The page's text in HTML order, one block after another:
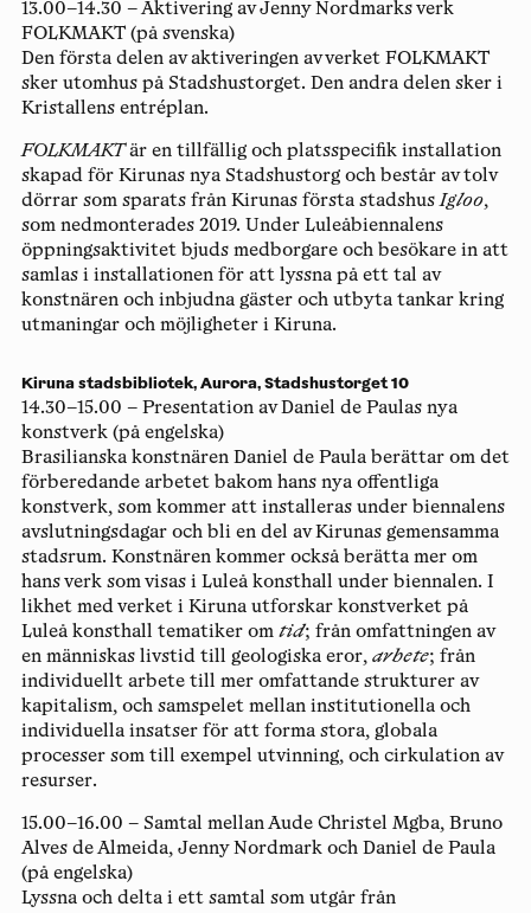
13.00–14.30 –Aktivering av Jenny Nordmarks verk
FOLKMAKT (på svenska)
Den första delen av aktiveringen av verket FOLKMAKT
sker utomhus på Stadshustorget. Den andra delen sker i
Kristallens entréplan.
FOLKMAKTär en tillfällig och platsspecifik installation
skapad för Kirunas nya Stadshustorg och består av tolv
dörrar som sparats från Kirunas första stadshusIgloo,
som nedmonterades 2019. Under Luleåbiennalens
öppningsaktivitet bjuds medborgare och besökare in att
samlas i installationen för att lyssna på ett tal av
konstnären och inbjudna gäster och utbyta tankar kring
utmaningar och möjligheter i Kiruna.
Kiruna stadsbibliotek, Aurora, Stadshustorget 10
14.30–15.00 – Presentation av Daniel de Paulas nya
konstverk(på engelska)
Brasilianska konstnären Daniel de Paula berättar om det
förberedande arbetet bakom hans nya offentliga
konstverk, som kommer att installeras under biennalens
avslutningsdagar och bli en del av Kirunas gemensamma
stadsrum. Konstnären kommer också berätta mer om
hans verk som visas i Luleå konsthall under biennalen. I
likhet med verket i Kiruna utforskar konstverket på
Luleå konsthall tematiker om tid; från omfattningen av
en människas livstid till geologiska eror, arbete; från
individuellt arbete till mer omfattande strukturer av
kapitalism, och samspelet mellan institutionella och
individuella insatser för att forma stora, globala
processer som till exempel utvinning, och cirkulation av
resurser.
15.00–16.00 – Samtal mellan Aude Christel Mgba, Bruno
Alves de Almeida, Jenny Nordmark och Daniel de Paula
(på engelska)
Lyssna och delta i ett samtal som utgår från